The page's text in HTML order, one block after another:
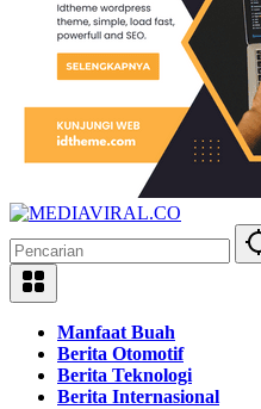
Manfaat Buah
Berita Otomotif
Berita Teknologi
Berita Internasional